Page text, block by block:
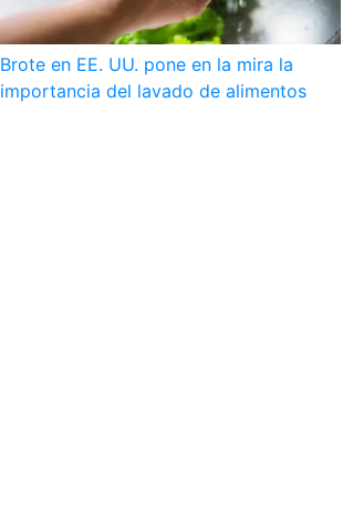
Brote en EE. UU. pone en la mira la
importancia del lavado de alimentos